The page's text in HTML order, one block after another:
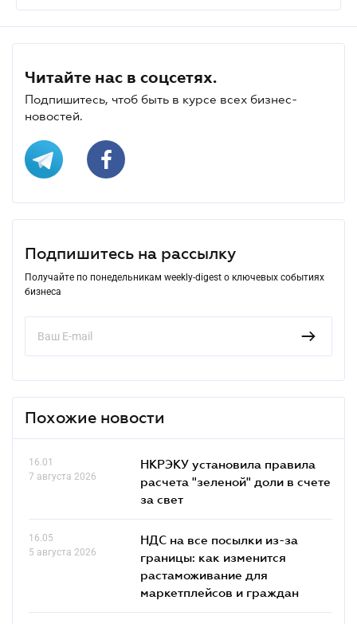
Читайте нас в соцсетях.
Подпишитесь, чтоб быть в курсе всех бизнес-
новостей.
Подпишитесь на рассылку
Получайте по понедельникам weekly-digest о ключевых событиях
бизнеса
Похожие новости
16.01
7 августа 2026
НКРЭКУ установила правила
расчета "зеленой" доли в счете
за свет
16.05
5 августа 2026
НДС на все посылки из-за
границы: как изменится
растаможивание для
маркетплейсов и граждан